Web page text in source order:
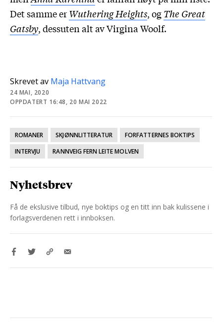
Skrevet av Maja Hattvang
24 MAI, 2020
OPPDATERT 16:48, 20 MAI 2022
ROMANER SKJØNNLITTERATUR
FORFATTERNES BOKTIPS
INTERVJU
RANNVEIG FERN LEITE MOLVEN
Nyhetsbrev
Få de ekslusive tilbud, nye boktips og en titt inn bak kulissene i
forlagsverdenen rett i innboksen.
Det samme erWuthering Heights, ogThe Great
Gatsby, dessuten alt av Virgina Woolf.